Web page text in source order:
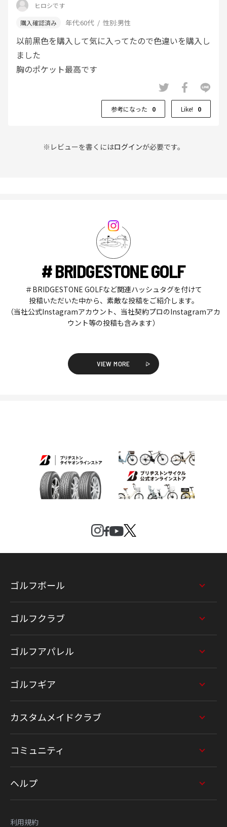
ヒロシです
年代:60代 性別:男性
以前黒色を購入して気に入ってたので色違いを購入し
ました
胸のポケット最高です
参考になった 0 Like! 0
※レビューを書くにはログインが必要です。
# BRIDGESTONE GOLF
＃BRIDGESTONE GOLFなど関連ハッシュタグを付けて
投稿いただいた中から、素敵な投稿をご紹介します。
（当社公式Instagramアカウント、当社契約プロのInstagramアカ
ウント等の投稿も含みます）
VIEW MORE
ゴルフボール
ゴルフクラブ
ゴルフアパレル
ゴルフギア
カスタムメイドクラブ
コミュニティ
ヘルプ
利用規約